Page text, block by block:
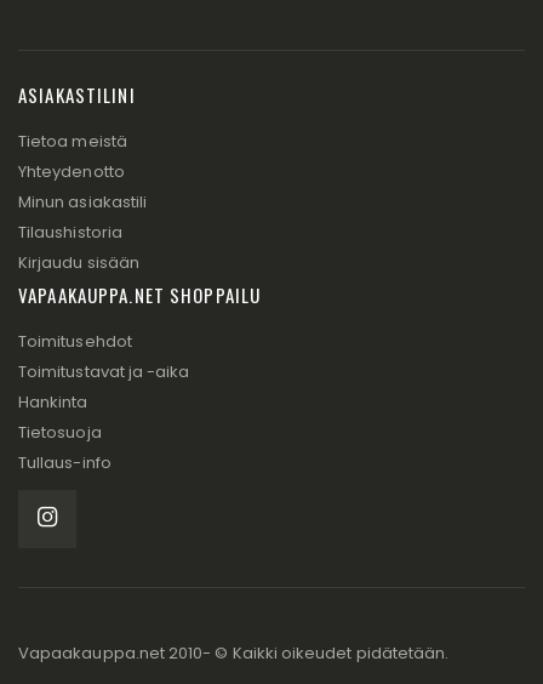
ASIAKASTILINI
Tietoa meistä
Yhteydenotto
Minun asiakastili
Tilaushistoria
Kirjaudu sisään
VAPAAKAUPPA.NET SHOPPAILU
Toimitusehdot
Toimitustavat ja -aika
Hankinta
Tietosuoja
Tullaus-info
Vapaakauppa.net 2010- © Kaikki oikeudet pidätetään.